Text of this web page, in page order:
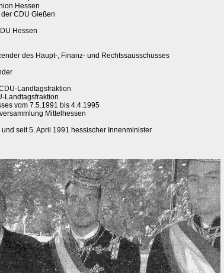
Hessen
CDU Gießen
Hessen
des Haupt-, Finanz- und Rechtssausschusses
Landtagsfraktion
Landtagsfraktion
vom 7.5.1991 bis 4.4.1995
Mittelhessen
seit 5. April 1991 hessischer Innenminister